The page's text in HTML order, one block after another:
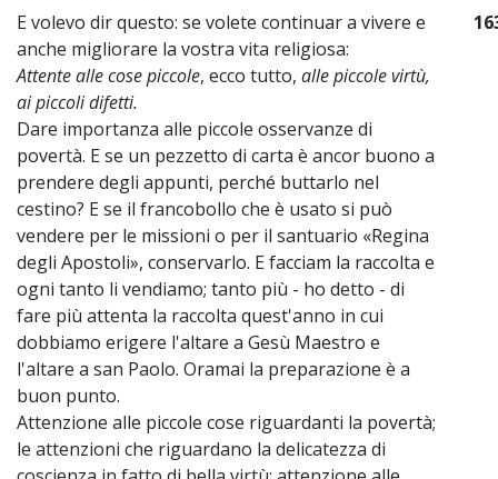
E volevo dir questo: se volete continuar a vivere e
anche migliorare la vostra vita religiosa:
Attente alle cose piccole, ecco tutto, alle piccole virtù,
ai piccoli difetti.
Dare importanza alle piccole osservanze di
povertà. E se un pezzetto di carta è ancor buono a
prendere degli appunti, perché buttarlo nel
cestino? E se il francobollo che è usato si può
vendere per le missioni o per il santuario «Regina
degli Apostoli», conservarlo. E facciam la raccolta e
ogni tanto li vendiamo; tanto più - ho detto - di
fare più attenta la raccolta quest'anno in cui
dobbiamo erigere l'altare a Gesù Maestro e
l'altare a san Paolo. Oramai la preparazione è a
buon punto.
Attenzione alle piccole cose riguardanti la povertà;
le attenzioni che riguardano la delicatezza di